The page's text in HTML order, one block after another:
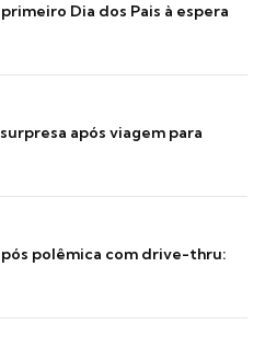
Dia dos Pais à espera
após viagem para
polêmica com drive-thru: